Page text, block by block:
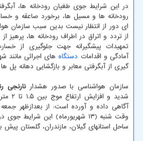
در این شرایط جوی طغیان رودخانه ها،
رودخانه ها و مسیل ها، برخورد صاعقه و
ای دور از انتظار نیست بدین سبب سازمان
از تردد و اتراق در اطراف رودخانه ها، پرهیز
تمهیدات پیشگیرانه جهت جلوگیری از
آمادگی و اقدامات دستگاه های اجرائی مانند
گیری از آبگرفتی معابر و بازگشایی دهانه پل
سازمان هواشناسی با صدور هشدارنارنجی
وقت شنبه (۱۳ شهریورماه) این
ساحل استانهای گیلان، مازندران، گلستان